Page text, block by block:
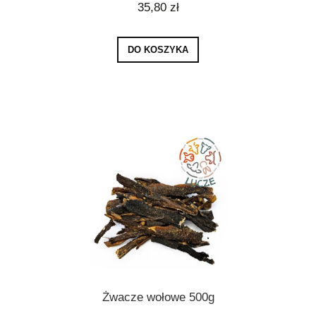
35,80 zł
DO KOSZYKA
Żwacze wołowe 500g